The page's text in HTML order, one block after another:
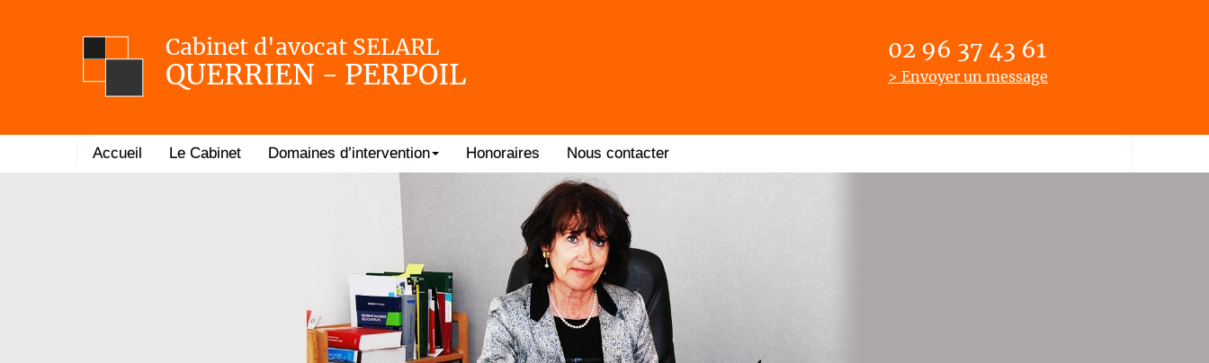
Cabinet d'avocat SELARL
QUERRIEN - PERPOIL
02 96 37 43 61
> Envoyer un message
Accueil Le Cabinet Domaines d’intervention Honoraires Nous contacter